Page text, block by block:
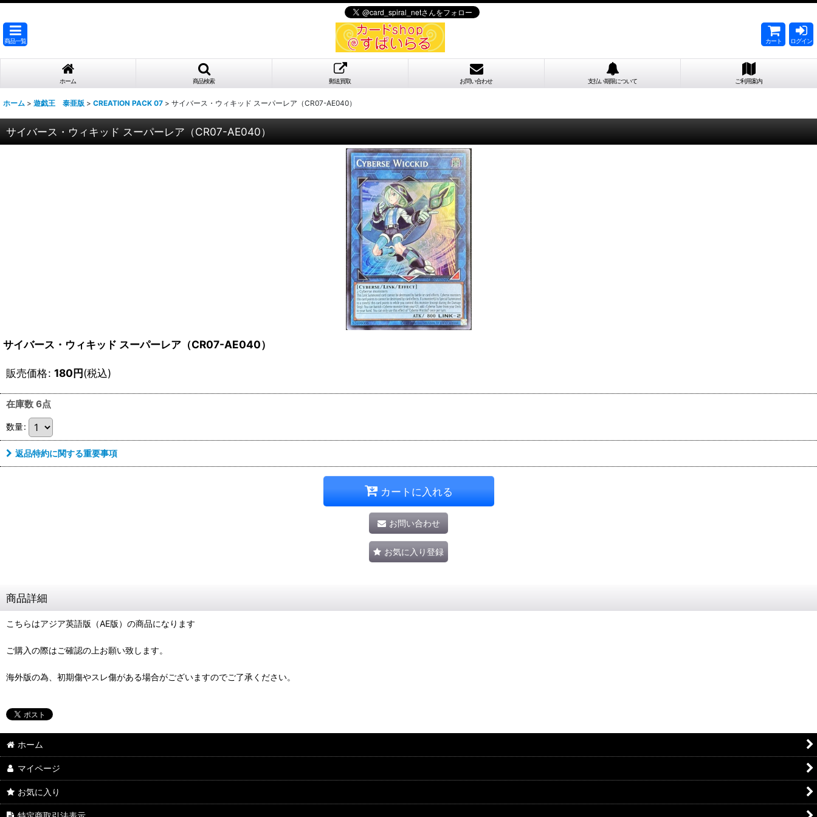
商品一覧 カート ログイン
ホーム 商品検索 郵送買取 お問い合わせ 支払い期限について ご利用案内
ホーム > 遊戯王 泰亜版 > CREATION PACK 07 > サイバース・ウィキッド スーパーレア（CR07-AE040）
サイバース・ウィキッド スーパーレア（CR07-AE040）
サイバース・ウィキッド スーパーレア（CR07-AE040）
販売価格: 180円(税込)
在庫数 6点
数量:
返品特約に関する重要事項
カートに入れる
お問い合わせ
お気に入り登録
商品詳細
こちらはアジア英語版（AE版）の商品になります
ご購入の際はご確認の上お願い致します。
海外版の為、初期傷やスレ傷がある場合がございますのでご了承ください。
ホーム
マイページ
お気に入り